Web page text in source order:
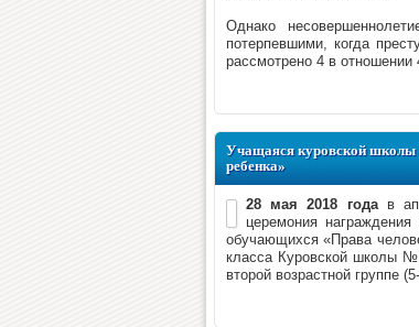
Однако
потерпевшими, когда
рассмотрено 4 в
Учащаяся куровской школы
ребенка»
28 мая 2018 годав
церемония
обучающихся «Права
класса Куровской школы
второй возрастной группе